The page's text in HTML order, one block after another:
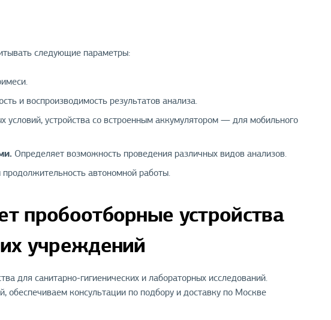
следующие параметры:
и воспроизводимость результатов анализа.
условий, устройства со встроенным аккумулятором — для мобильного
Определяет возможность проведения различных видов анализов.
автономной работы.
пробоотборные устройства
учреждений
для санитарно-гигиенических и лабораторных исследований.
консультации по подбору и доставку по Москве